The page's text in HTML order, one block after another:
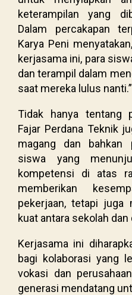
keterampilan yang
Dalam percakapan
Karya Peni
kerjasama ini, para
dan terampil dalam
saat mereka lulus nanti.”
Tidak hanya tentang
Fajar Perdana Teknik
magang dan bahkan
siswa yang
kompetensi di atas
memberikan
pekerjaan, tetapi juga
kuat antara sekolah
Kerjasama ini
bagi kolaborasi yang
vokasi dan
generasi mendatang